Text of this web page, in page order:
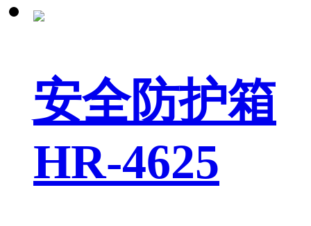
安全防护箱
HR-4625